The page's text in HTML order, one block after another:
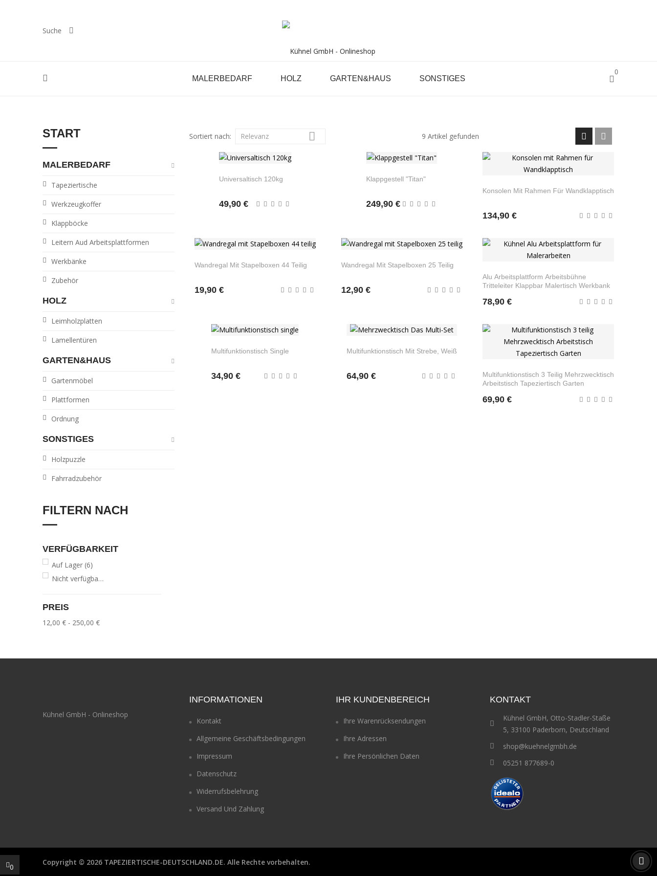
0
Suche
MALERBEDARF HOLZ GARTEN&HAUS SONSTIGES
START
MALERBEDARF
Tapeziertische
Werkzeugkoffer
Klappböcke
Leitern Aud Arbeitsplattformen
Werkbänke
Zubehör
HOLZ
Leimholzplatten
Lamellentüren
GARTEN&HAUS
Gartenmöbel
Plattformen
Ordnung
SONSTIGES
Holzpuzzle
Fahrradzubehör
FILTERN NACH
VERFÜGBARKEIT
Auf Lager (6)
Nicht verfügbar(3)
PREIS
12,00 € - 250,00 €
9 Artikel gefunden
Sortiert nach: Relevanz 
Universaltisch 120kg
49,90 €
Klappgestell "Titan"
249,90 €
Konsolen Mit Rahmen Für Wandklapptisch
134,90 €
Wandregal Mit Stapelboxen 44 Teilig
19,90 €
Wandregal Mit Stapelboxen 25 Teilig
12,90 €
Alu Arbeitsplattform Arbeitsbühne
Tritteleiter Klappbar Malertisch Werkbank
78,90 €
Multifunktionstisch Single
34,90 €
Multifunktionstisch Mit Strebe, Weiß
64,90 €
Multifunktionstisch 3 Teilig Mehrzwecktisch
Arbeitstisch Tapeziertisch Garten
69,90 €
Kühnel GmbH - Onlineshop
INFORMATIONEN
Kontakt
Allgemeine Geschäftsbedingungen
Impressum
Datenschutz
Widerrufsbelehrung
Versand Und Zahlung
IHR KUNDENBEREICH
Ihre Warenrücksendungen
Ihre Adressen
Ihre Persönlichen Daten
KONTAKT
Kühnel GmbH, Otto-Stadler-Staße
5, 33100 Paderborn, Deutschland
shop@kuehnelgmbh.de
05251 877689-0
Copyright © 2026 TAPEZIERTISCHE-DEUTSCHLAND.DE. Alle Rechte vorbehalten.
0